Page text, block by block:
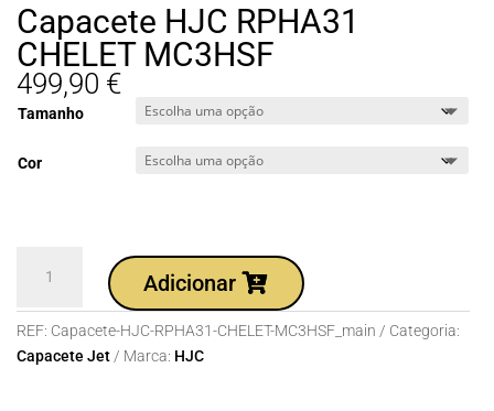
Capacete HJC RPHA31
CHELET MC3HSF
499,90 €
Tamanho
Cor
Capacete
HJC
RPHA31
Adicionar
REF: Capacete-HJC-RPHA31-CHELET-MC3HSF_main
Categoria:
Capacete Jet
Marca: HJC